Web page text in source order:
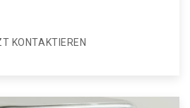
KONTAKTIEREN